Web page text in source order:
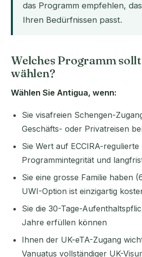
das Programm empfehlen,
Ihren Bedürfnissen passt.
Welches Programm
wählen?
Wählen Sie Antigua, wenn:
Sie visafreien Schengen-
Geschäfts- oder Privatreisen
Sie Wert auf ECCIRA-regulierte
Programmintegrität und
Sie eine grosse Familie haben
UWI-Option ist einzigartig
Sie die 30-Tage-
Jahre erfüllen können
Ihnen der UK-eTA-Zugang
Vanuatus vollständiger UK-